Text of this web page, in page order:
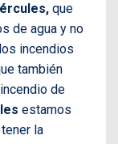
que
de agua y no
incendios
también
de
estamos
la